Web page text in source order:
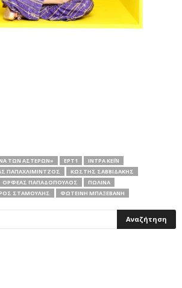
ΤΩΝ ΑΣΤΈΡΩΝ» ΕΡΤ1
ΊΝΤΡΑ ΚΈΙΝ
ΠΑΠΑΧΛΙΜΊΝΤΖΟΣ
ΚΩΣΤΉΣ ΣΑΒΒΙΔΆΚΗΣ
ΟΡΦΈΑΣ ΠΑΠΑΔΌΠΟΥΛΟΣ
ΠΩΛΊΝΑ
ΣΤΑΜΟΎΛΗΣ ΦΩΤΕΙΝΉ ΜΠΑΞΕΒΆΝΗ